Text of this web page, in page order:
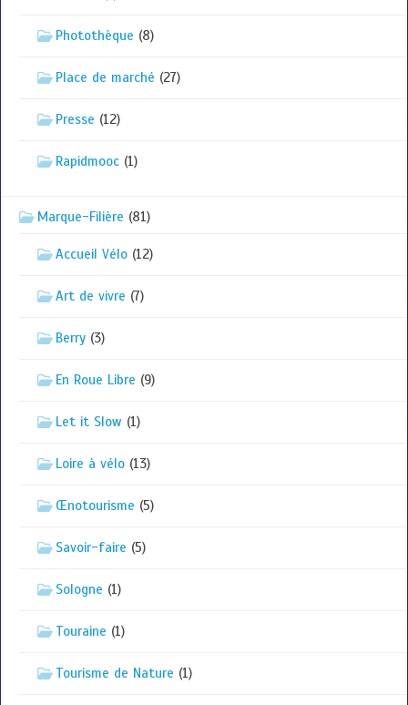
Photothèque (8)
Place de marché (27)
Presse (12)
Rapidmooc (1)
Marque-Filière (81)
Accueil Vélo (12)
Art de vivre (7)
Berry (3)
En Roue Libre (9)
Let it Slow (1)
Loire à vélo (13)
Œnotourisme (5)
Savoir-faire (5)
Sologne (1)
Touraine (1)
Tourisme de Nature (1)